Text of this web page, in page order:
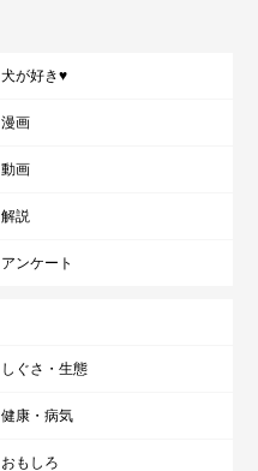
犬が好き♥
漫画
動画
解説
アンケート
しぐさ・生態
健康・病気
おもしろ